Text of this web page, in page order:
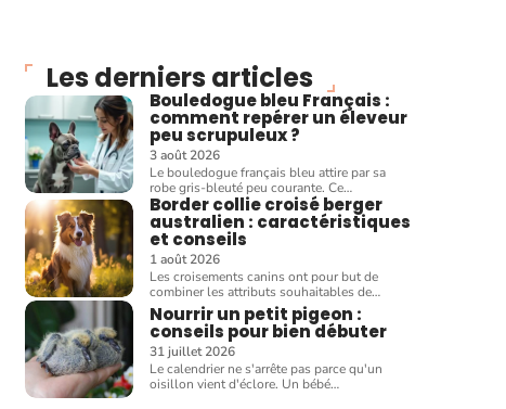
Les derniers articles
Bouledogue bleu Français :
comment repérer un éleveur
peu scrupuleux ?
3 août 2026
Le bouledogue français bleu attire par sa
robe gris-bleuté peu courante. Ce…
Border collie croisé berger
australien : caractéristiques
et conseils
1 août 2026
Les croisements canins ont pour but de
combiner les attributs souhaitables de…
Nourrir un petit pigeon :
conseils pour bien débuter
31 juillet 2026
Le calendrier ne s'arrête pas parce qu'un
oisillon vient d'éclore. Un bébé…